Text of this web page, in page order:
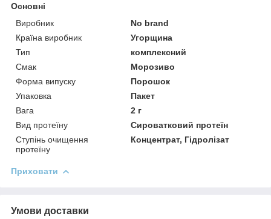
Основні
Виробник
No brand
Країна виробник
Угорщина
Тип
комплексний
Смак
Морозиво
Форма випуску
Порошок
Упаковка
Пакет
Вага
2 г
Вид протеїну
Сироватковий протеїн
Ступінь очищення
протеїну
Концентрат, Гідролізат
Приховати
Умови доставки